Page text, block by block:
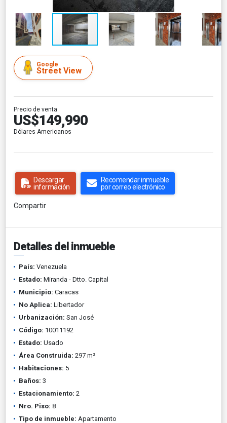
Google
Street View
Precio de venta
US$149,990
Dólares Americanos
Descargar
información
Recomendar inmueble
por correo electrónico
Compartir
Detalles del inmueble
País: Venezuela
Estado: Miranda - Dtto. Capital
Municipio: Caracas
No Aplica: Libertador
Urbanización: San José
Código: 10011192
Estado: Usado
Área Construida: 297 m²
Habitaciones: 5
Baños: 3
Estacionamiento: 2
Nro. Piso: 8
Tipo de inmueble: Apartamento